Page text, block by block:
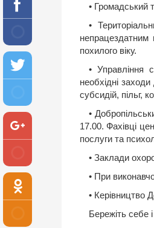
• Громадський
•
непрацездатним
похилого віку.
• Управління
необхідні
субсидій, пільг,
•
17.00. Фахівці
послуги та
• Заклади
• При
• Керівництво
Бережіть себе